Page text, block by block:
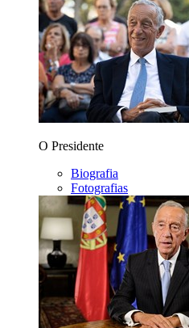
O Presidente
Biografia
Fotografias